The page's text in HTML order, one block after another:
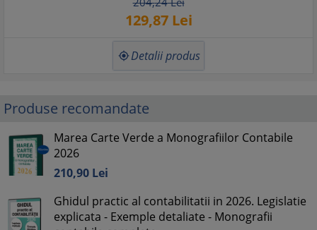
129,87Lei
 Detalii produs
Produse recomandate
Marea Carte Verde a Monografiilor Contabile
2026
210,90 Lei
Ghidul practic al contabilitatii in 2026. Legislatie
explicata - Exemple detaliate - Monografii